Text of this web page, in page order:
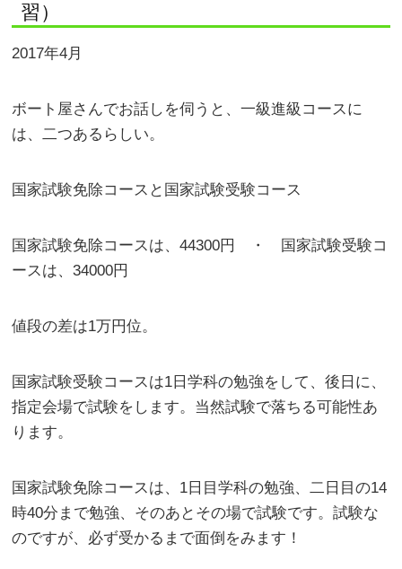
習）
2017年4月
ボート屋さんでお話しを伺うと、一級進級コースに
は、二つあるらしい。
国家試験免除コースと国家試験受験コース
国家試験免除コースは、44300円 ・ 国家試験受験コ
ースは、34000円
値段の差は1万円位。
国家試験受験コースは1日学科の勉強をして、後日に、
指定会場で試験をします。当然試験で落ちる可能性あ
ります。
国家試験免除コースは、1日目学科の勉強、二日目の14
時40分まで勉強、そのあとその場で試験です。試験な
のですが、必ず受かるまで面倒をみます！